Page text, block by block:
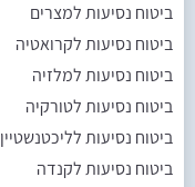
ביטוח נסיעות למצרים
ביטוח נסיעות לקרואטיה
ביטוח נסיעות למלזיה
ביטוח נסיעות לטורקיה
ביטוח נסיעות לליכטנשטיין
ביטוח נסיעות לקנדה